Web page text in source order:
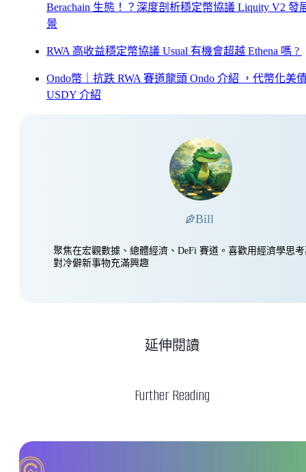
Berachain 生態！？深度剖析穩定幣協議 Liquity V2 發
景
RWA 高收益穩定幣協議 Usual 有機會超越 Ethena 嗎 ?
Ondo幣｜抗跌 RWA 賽道龍頭 Ondo 介紹 ，代幣化美
USDY 介紹
Bill
聚焦在宏觀數據、總體經濟、DeFi 賽道。喜歡用經濟學思
對冷僻新事物充滿興趣
Further Reading
延伸閱讀